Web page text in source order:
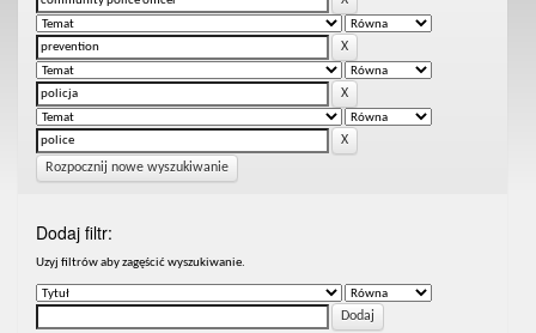
Rozpocznij nowe wyszukiwanie
Dodaj filtr:
Uzyj filtrów aby zagęścić wyszukiwanie.